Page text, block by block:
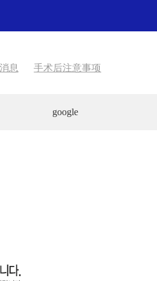
息 手术后注意事项
google